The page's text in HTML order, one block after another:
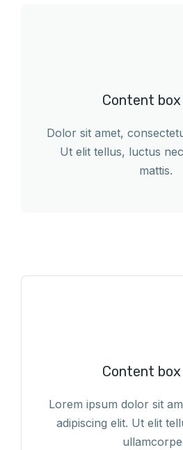
Content
Dolor sit amet,
Ut elit tellus, luctus
mattis.
Content
Lorem ipsum dolor sit
adipiscing elit. Ut elit